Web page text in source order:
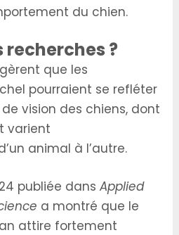
du chien.
recherches ?
que les
pourraient se refléter
vision des chiens, dont
varient
animal à l’autre.
publiée dansApplied
a montré que le
attire fortement